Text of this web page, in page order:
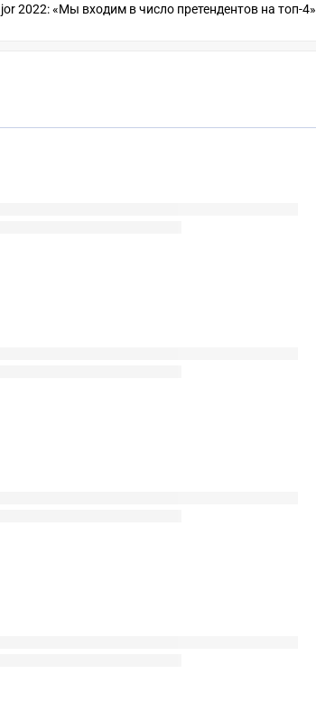
2022: «Мы входим в число претендентов на топ-4»